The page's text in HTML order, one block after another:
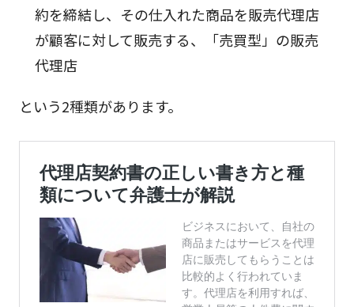
約を締結し、その仕入れた商品を販売代理店
が顧客に対して販売する、「売買型」の販売
代理店
という2種類があります。